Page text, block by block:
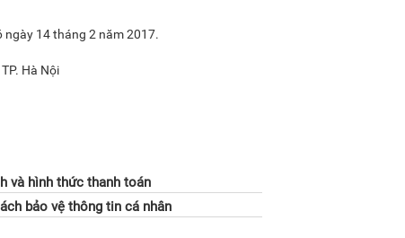
ngày 14 tháng 2 năm 2017.
Hà Nội
và hình thức thanh toán
bảo vệ thông tin cá nhân